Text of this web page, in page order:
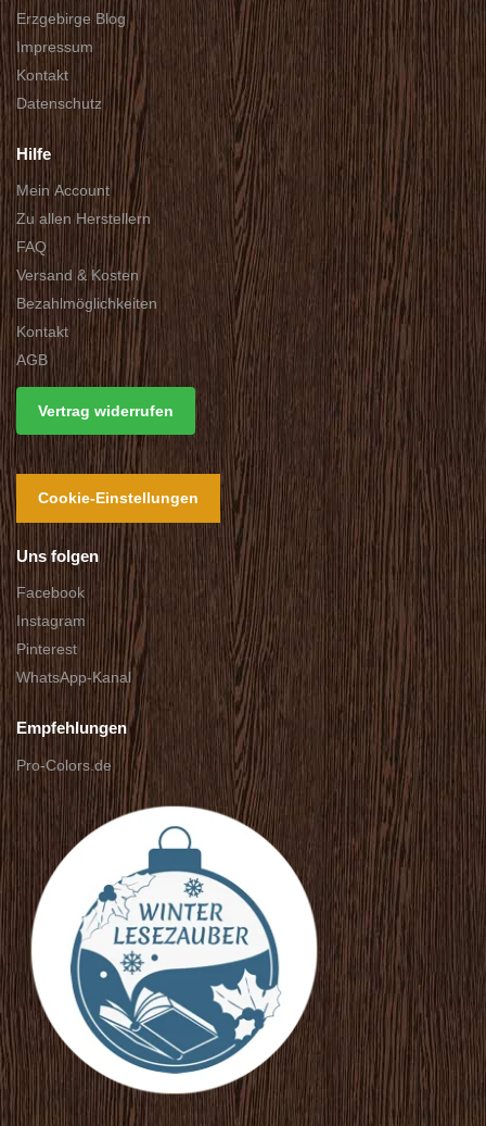
Erzgebirge Blog
Impressum
Kontakt
Datenschutz
Hilfe
Mein Account
Zu allen Herstellern
FAQ
Versand & Kosten
Bezahlmöglichkeiten
Kontakt
AGB
Vertrag widerrufen
Cookie-Einstellungen
Uns folgen
Facebook
Instagram
Pinterest
WhatsApp-Kanal
Empfehlungen
Pro-Colors.de